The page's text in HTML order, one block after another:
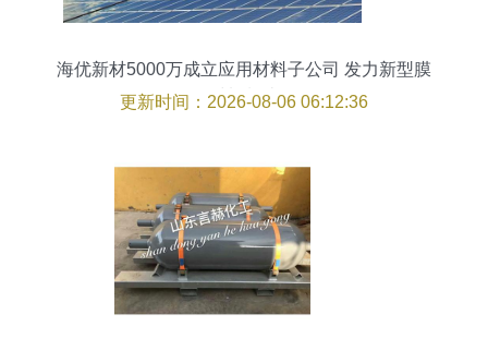
海优新材5000万成立应用材料子公司 发力新型膜
材料制造
更新时间：2026-08-06 06:12:36